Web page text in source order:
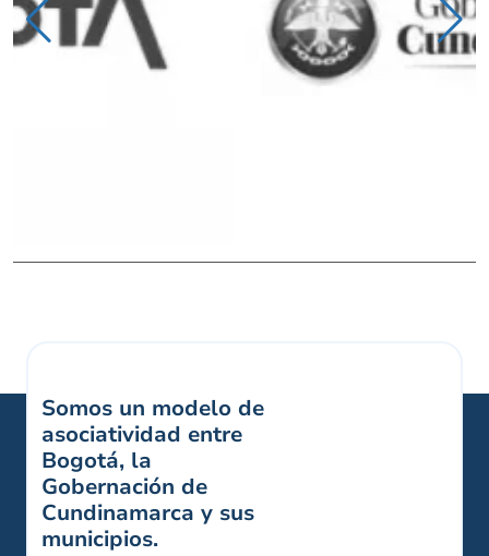
Somos un modelo de
asociatividad entre
Bogotá, la
Gobernación de
Cundinamarca y sus
municipios.